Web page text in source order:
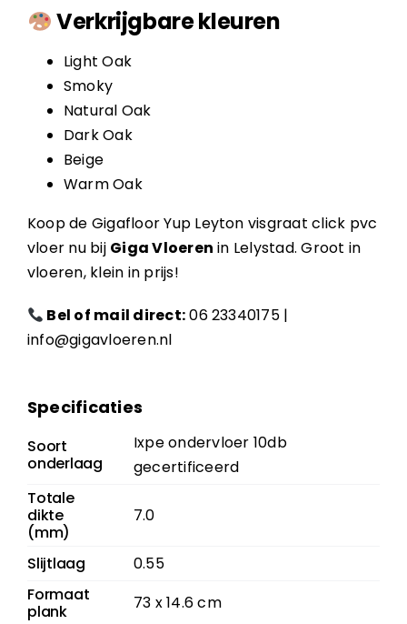
Verkrijgbare kleuren
Light Oak
Smoky
Natural Oak
Dark Oak
Beige
Warm Oak
Koop de Gigafloor Yup Leyton visgraat click pvc
vloer nu bij Giga Vloeren in Lelystad. Groot in
vloeren, klein in prijs!
Bel of mail direct:06 23340175|
info@gigavloeren.nl
Specificaties
Soort
onderlaag
Ixpe ondervloer 10db
gecertificeerd
Totale
dikte
(mm)
7.0
Slijtlaag
0.55
Formaat
plank
73 x 14.6 cm